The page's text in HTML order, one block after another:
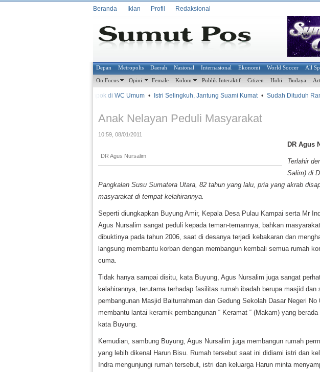
Beranda Iklan Profil Redaksional
Depan Metropolis Daerah Nasional Internasional Ekonomi World Soccer All
On Focus Opini Female Kolom Publik Interaktif Citizen Hobi Budaya
Dirampok di WC Umum • Istri Selingkuh, Jantung Suami Kumat • Sudah Dituduh
Anak Nelayan Peduli Masyarakat
10:59, 08/01/2011
DR Agus Nursalim
DR Agus
Terlahir
Salim) di
Pangkalan Susu Sumatera Utara, 82 tahun yang lalu, pria yang akrab
masyarakat di tempat kelahirannya.
Seperti diungkapkan Buyung Amir, Kepala Desa Pulau Kampai serta Mr
Agus Nursalim sangat peduli kepada teman-temannya, bahkan
dibuktinya pada tahun 2006, saat di desanya terjadi kebakaran dan
langsung membantu korban dengan membangun kembali semua rumah
cuma.
Tidak hanya sampai disitu, kata Buyung, Agus Nursalim juga sangat
kelahirannya, terutama terhadap fasilitas rumah ibadah berupa masjid dan
pembangunan Masjid Baiturrahman dan Gedung Sekolah Dasar Negeri No
membantu lantai keramik pembangunan “ Keramat “ (Makam) yang
kata Buyung.
Kemudian, sambung Buyung, Agus Nursalim juga membangun rumah
yang lebih dikenal Harun Bisu. Rumah tersebut saat ini didiami istri dan
Indra mengunjungi rumah tersebut, istri dan keluarga Harun minta